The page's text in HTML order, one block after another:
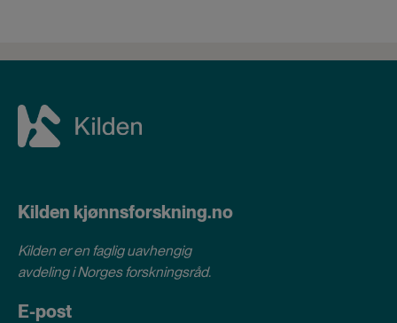
Kilden kjønnsforskning.no
Kilden er en faglig uavhengig
avdeling iNorges forskningsråd.
E-post